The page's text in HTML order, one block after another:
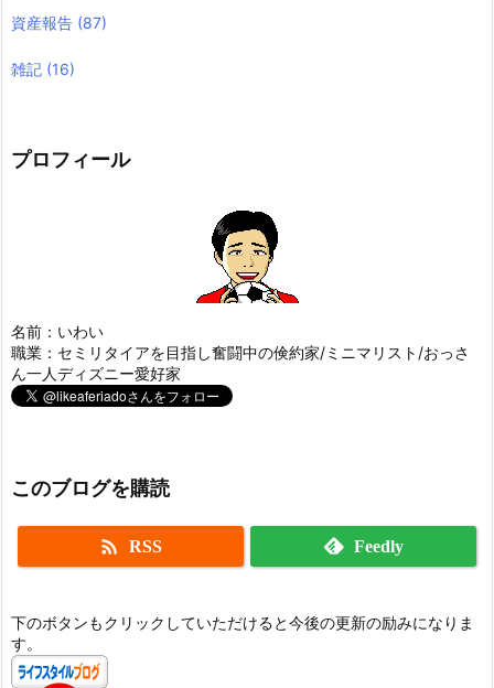
資産報告 (87)
雑記 (16)
プロフィール
名前：いわい
職業：セミリタイアを目指し奮闘中の倹約家/ミニマリスト/おっさ
ん一人ディズニー愛好家
このブログを購読
 RSS Feedly
下のボタンもクリックしていただけると今後の更新の励みになりま
す。